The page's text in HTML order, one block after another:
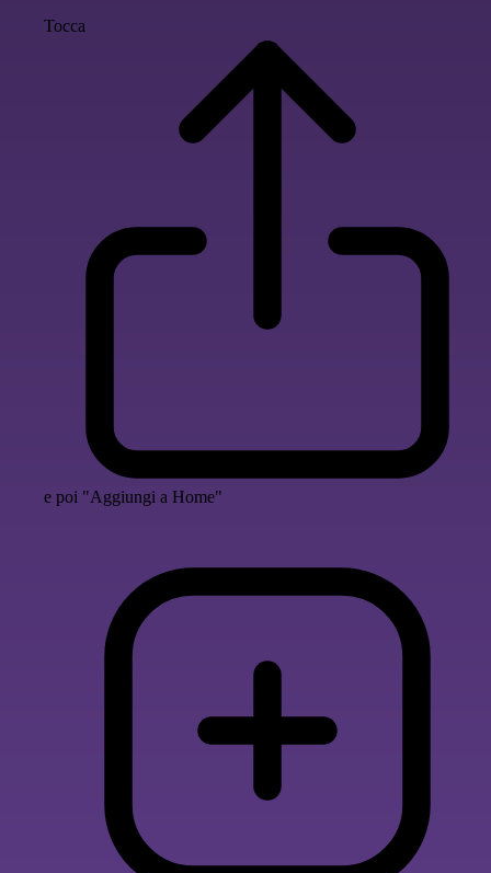
Tocca
e poi "Aggiungi a Home"